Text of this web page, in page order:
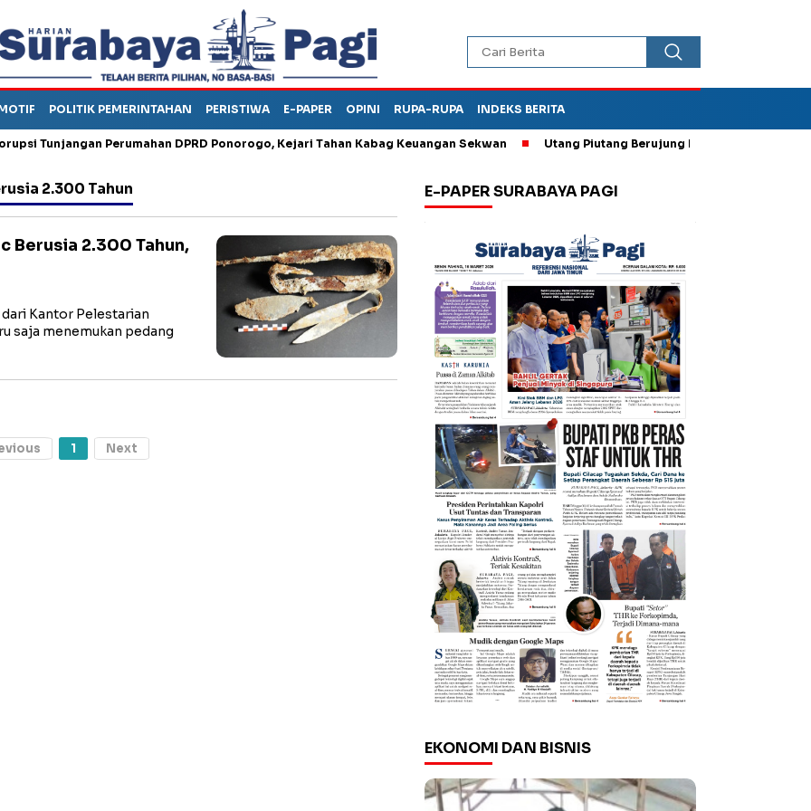
POLITIK PEMERINTAHAN PERISTIWA E-PAPER OPINI RUPA-RUPA INDEKS BERITA
Perumahan DPRD Ponorogo, Kejari Tahan Kabag Keuangan Sekwan Utang Piutang Berujung Penganiayaan, Oknum
2.300 Tahun
Berusia 2.300 Tahun,
Kantor Pelestarian
saja menemukan pedang
1 Next
E-PAPER SURABAYA PAGI
EKONOMI DAN BISNIS